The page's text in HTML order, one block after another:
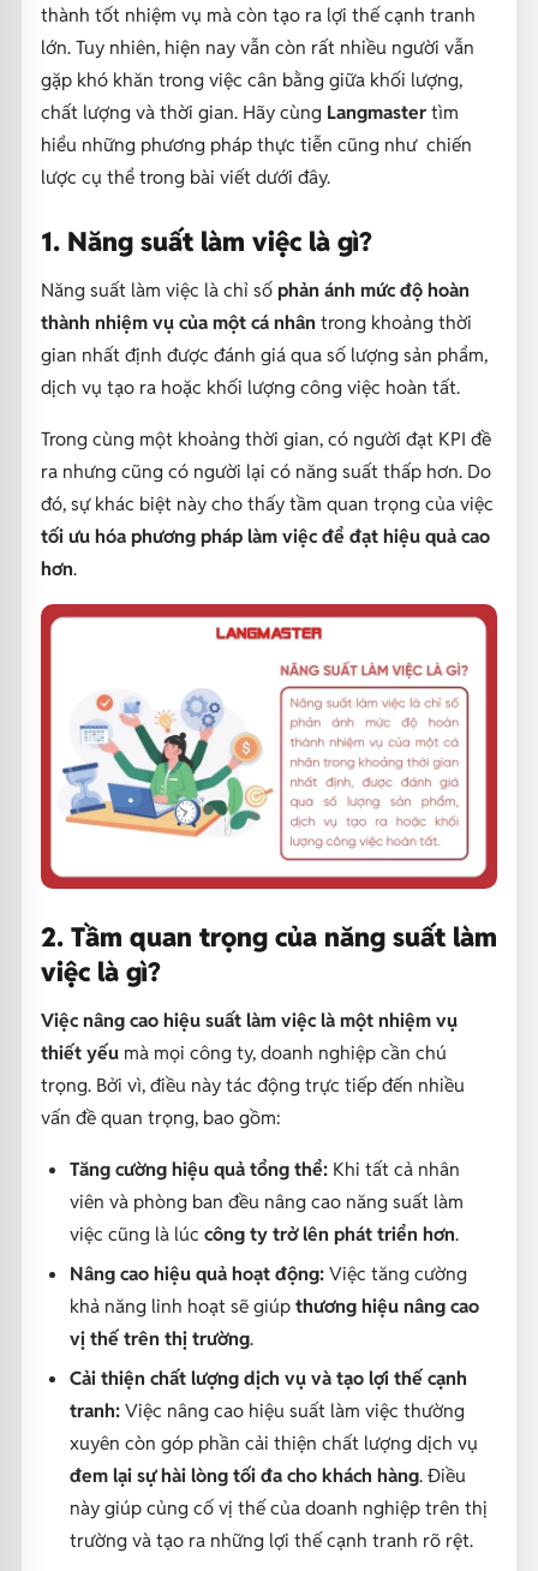
thành tốt nhiệm vụ mà còn tạo ra lợi thế cạnh tranh
lớn. Tuy nhiên, hiện nay vẫn còn rất nhiều người vẫn
gặp khó khăn trong việc cân bằng giữa khối lượng,
chất lượng và thời gian. Hãy cùng Langmastertìm
hiểu những phương pháp thực tiễn cũng như chiến
lược cụ thể trong bài viết dưới đây.
1. Năng suất làm việc là gì?
Năng suất làm việc là chỉ số phản ánh mức độ hoàn
thành nhiệm vụ của một cá nhân trong khoảng thời
gian nhất định được đánh giá qua số lượng sản phẩm,
dịch vụ tạo ra hoặc khối lượng công việc hoàn tất.
Trong cùng một khoảng thời gian, có người đạt KPI đề
ra nhưng cũng có người lại có năng suất thấp hơn. Do
đó, sự khác biệt này cho thấy tầm quan trọng của việc
tối ưu hóa phương pháp làm việc để đạt hiệu quả cao
hơn.
2. Tầm quan trọng của năng suất làm
việc là gì?
Việc nâng cao hiệu suất làm việc là một nhiệm vụ
thiết yếumà mọi công ty, doanh nghiệp cần chú
trọng. Bởi vì, điều này tác động trực tiếp đến nhiều
vấn đề quan trọng, bao gồm:
Tăng cường hiệu quả tổng thể: Khi tất cả nhân
viên và phòng ban đều nâng cao năng suất làm
việc cũng là lúc công ty trở lên phát triển hơn.
Nâng cao hiệu quả hoạt động:Việc tăng cường
khả năng linh hoạt sẽ giúp thương hiệu nâng cao
vị thế trên thị trường.
Cải thiện chất lượng dịch vụ và tạo lợi thế cạnh
tranh:Việc nâng cao hiệu suất làm việc thường
xuyên còn góp phần cải thiện chất lượng dịch vụ
đem lại sự hài lòng tối đa cho khách hàng. Điều
này giúp củng cố vị thế của doanh nghiệp trên thị
trường và tạo ra những lợi thế cạnh tranh rõ rệt.